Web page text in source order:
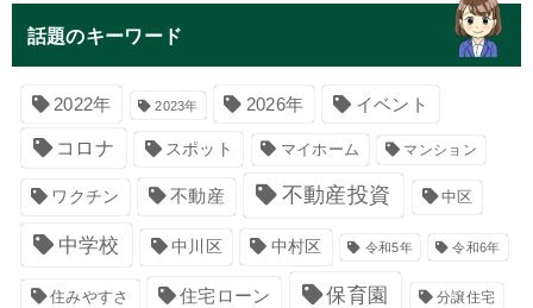
話題のキーワード
2022年 2023年 2026年 イベント
コロナ スポット マイホーム マンション
ワクチン 不動産 不動産投資 中区
中学校 中川区 中村区 令和5年 令和6年
住みやすさ 住宅ローン 保育園 分譲住宅